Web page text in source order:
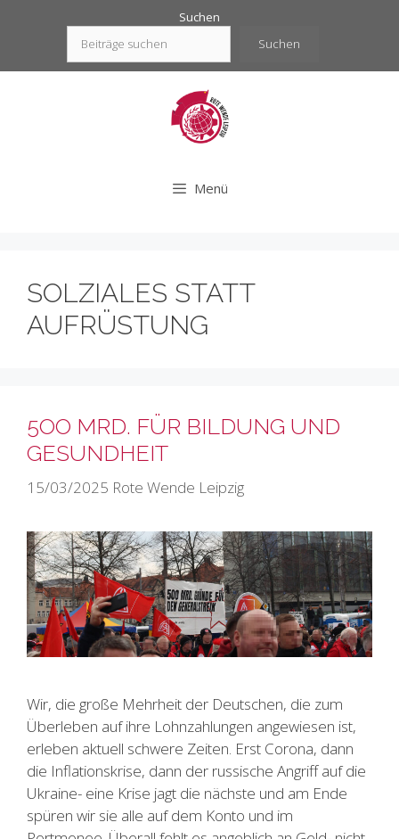
Suchen
Suchen
Menü
SOLZIALES STATT
AUFRÜSTUNG
5OO MRD. FÜR BILDUNG UND
GESUNDHEIT
15/03/2025 Rote Wende Leipzig
Wir, die große Mehrheit der Deutschen, die zum
Überleben auf ihre Lohnzahlungen angewiesen ist,
erleben aktuell schwere Zeiten. Erst Corona, dann
die Inflationskrise, dann der russische Angriff auf die
Ukraine- eine Krise jagt die nächste und am Ende
spüren wir sie alle auf dem Konto und im